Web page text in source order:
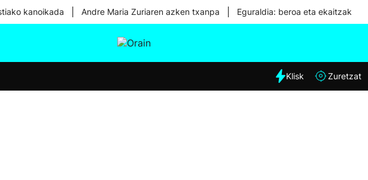
kanoikada Andre Maria Zuriaren azken txanpa Eguraldia: beroa eta ekaitzak
Eguraldia
Klisk Zuretzat